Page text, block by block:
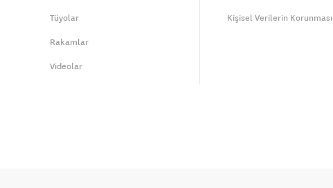
Tüyolar
Rakamlar
Videolar
Kişisel Verilerin Korunması